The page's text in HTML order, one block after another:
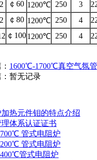
￠60 1200℃ 250 3
￠80 1200℃ 250 4
￠1001200℃ 250 4
1600℃-1700℃真空气氛
暂无记录
热元件钼的特点介绍
理体系认证证书
管式电阻炉
管式电阻炉
管式电阻炉